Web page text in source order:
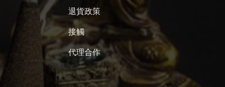
退貨政策
接觸
代理合作